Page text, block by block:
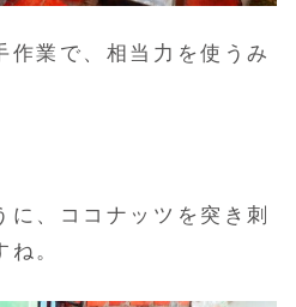
作業で、相当力を使うみ
に、ココナッツを突き刺
。